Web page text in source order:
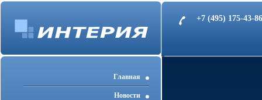
+7 (495) 175-43-
Главная
Новости